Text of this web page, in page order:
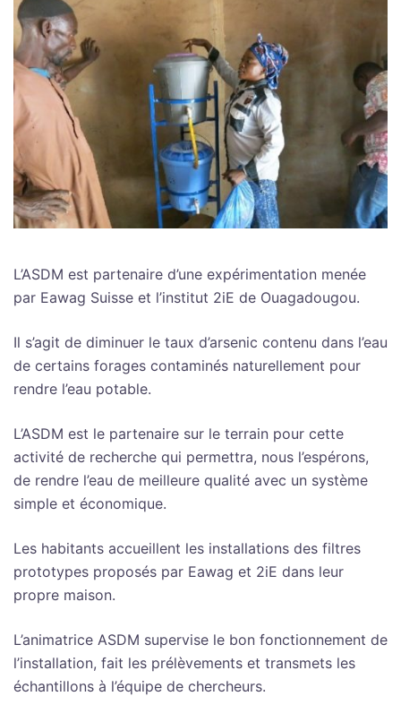
L’ASDM est partenaire d’une expérimentation menée
par Eawag Suisse et l’institut 2iE de Ouagadougou.
Il s’agit de diminuer le taux d’arsenic contenu dans l’eau
de certains forages contaminés naturellement pour
rendre l’eau potable.
L’ASDM est le partenaire sur le terrain pour cette
activité de recherche qui permettra, nous l’espérons,
de rendre l’eau de meilleure qualité avec un système
simple et économique.
Les habitants accueillent les installations des filtres
prototypes proposés par Eawag et 2iE dans leur
propre maison.
L’animatrice ASDM supervise le bon fonctionnement de
l’installation, fait les prélèvements et transmets les
échantillons à l’équipe de chercheurs.